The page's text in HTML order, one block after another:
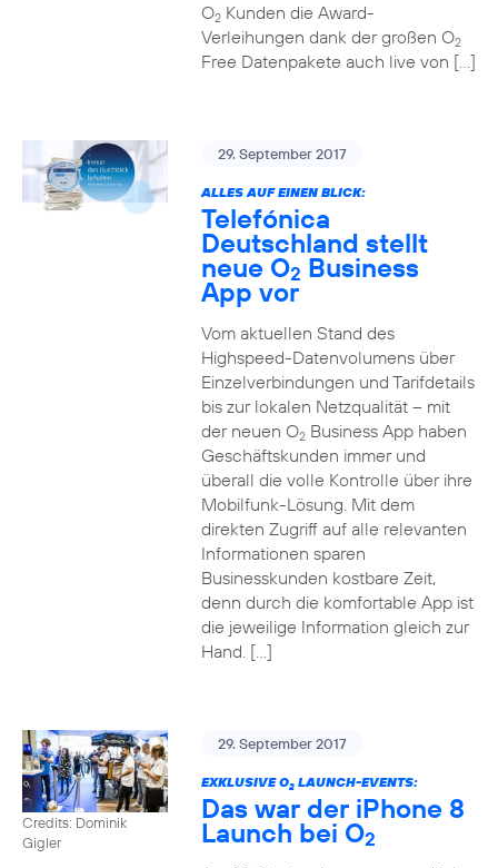
O2Kunden die Award-
Verleihungen dank der großen O2
Free Datenpakete auch live von […]
29. September 2017
ALLES AUF EINEN BLICK:
Telefónica
Deutschland stellt
neue O2 Business
App vor
Vom aktuellen Stand des
Highspeed-Datenvolumens über
Einzelverbindungen und Tarifdetails
bis zur lokalen Netzqualität – mit
der neuen O2Business App haben
Geschäftskunden immer und
überall die volle Kontrolle über ihre
Mobilfunk-Lösung. Mit dem
direkten Zugriff auf alle relevanten
Informationen sparen
Businesskunden kostbare Zeit,
denn durch die komfortable App ist
die jeweilige Information gleich zur
Hand. […]
Credits: Dominik
Gigler
29. September 2017
EXKLUSIVE O2LAUNCH-EVENTS:
Das war der iPhone 8
Launch bei O2